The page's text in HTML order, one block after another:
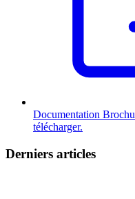
Documentation
télécharger.
Derniers articles